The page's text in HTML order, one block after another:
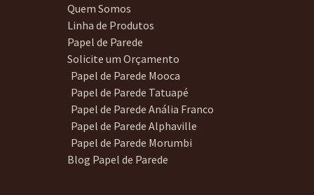
Quem Somos
Linha de Produtos
Papel de Parede
Solicite um Orçamento
Papel de Parede Mooca
Papel de Parede Tatuapé
Papel de Parede Anália Franco
Papel de Parede Alphaville
Papel de Parede Morumbi
Blog Papel de Parede